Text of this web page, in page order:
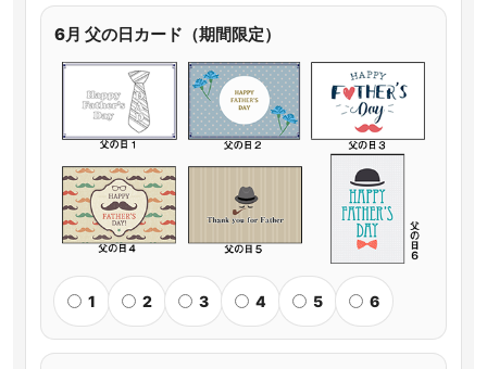
6月 父の日カード（期間限定）
1 2 3 4 5 6